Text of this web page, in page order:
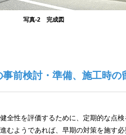
写真-2 完成図
前検討・準備、施工時の
全性を評価するために、定期的な点検
むようであれば、早期の対策を施す必